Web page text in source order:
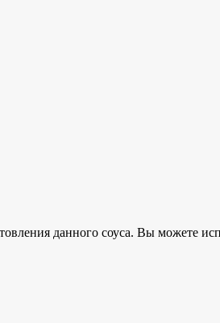
данного соуса. Вы можете